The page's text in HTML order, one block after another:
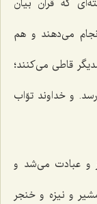
می‌دهند و هم
قاطی می‌کنند؛
و خداوند توّاب
و عبادت می‌شد و
و نیزه و خنجر